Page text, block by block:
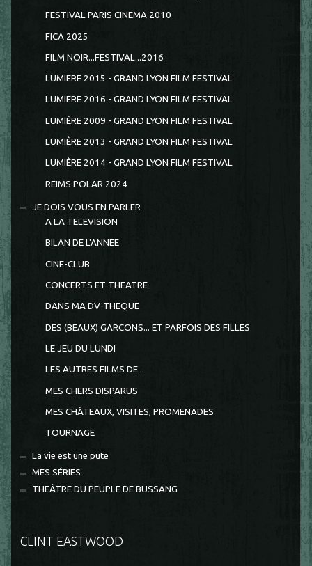
FESTIVAL PARIS CINEMA 2010
FICA 2025
FILM NOIR...FESTIVAL...2016
LUMIERE 2015 - GRAND LYON FILM FESTIVAL
LUMIERE 2016 - GRAND LYON FILM FESTIVAL
LUMIÈRE 2009 - GRAND LYON FILM FESTIVAL
LUMIÈRE 2013 - GRAND LYON FILM FESTIVAL
LUMIÈRE 2014 - GRAND LYON FILM FESTIVAL
REIMS POLAR 2024
JE DOIS VOUS EN PARLER
A LA TELEVISION
BILAN DE L'ANNEE
CINE-CLUB
CONCERTS ET THEATRE
DANS MA DV-THEQUE
DES (BEAUX) GARCONS... ET PARFOIS DES FILLES
LE JEU DU LUNDI
LES AUTRES FILMS DE...
MES CHERS DISPARUS
MES CHÂTEAUX, VISITES, PROMENADES
TOURNAGE
La vie est une pute
MES SÉRIES
THEÂTRE DU PEUPLE DE BUSSANG
CLINT EASTWOOD